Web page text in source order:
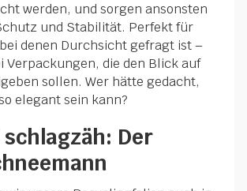
werden, und sorgen ansonsten
und Stabilität. Perfekt für
denen Durchsicht gefragt ist –
Verpackungen, die den Blick auf
sollen. Wer hätte gedacht,
elegant sein kann?
Der